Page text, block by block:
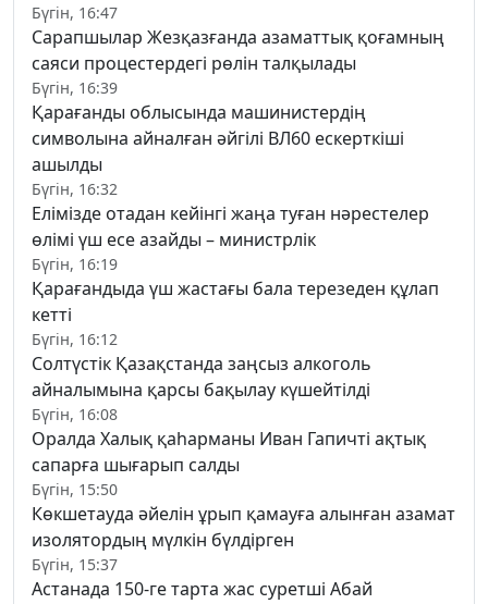
Бүгін, 16:47
Сарапшылар Жезқазғанда азаматтық қоғамның
саяси процестердегі рөлін талқылады
Бүгін, 16:39
Қарағанды облысында машинистердің
символына айналған әйгілі ВЛ60 ескерткіші
ашылды
Бүгін, 16:32
Елімізде отадан кейінгі жаңа туған нәрестелер
өлімі үш есе азайды – министрлік
Бүгін, 16:19
Қарағандыда үш жастағы бала терезеден құлап
кетті
Бүгін, 16:12
Солтүстік Қазақстанда заңсыз алкоголь
айналымына қарсы бақылау күшейтілді
Бүгін, 16:08
Оралда Халық қаһарманы Иван Гапичті ақтық
сапарға шығарып салды
Бүгін, 15:50
Көкшетауда әйелін ұрып қамауға алынған азамат
изолятордың мүлкін бүлдірген
Бүгін, 15:37
Астанада 150-ге тарта жас суретші Абай